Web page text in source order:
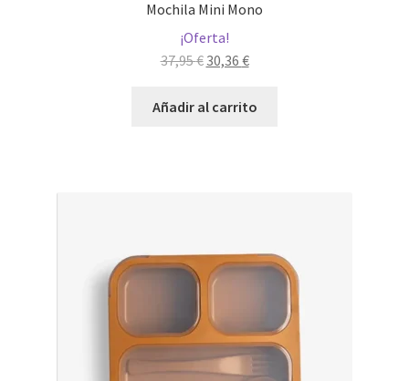
Mochila Mini Mono
¡Oferta!
37,95€ El
original
30,36 €El
actual
Añadir al carrito